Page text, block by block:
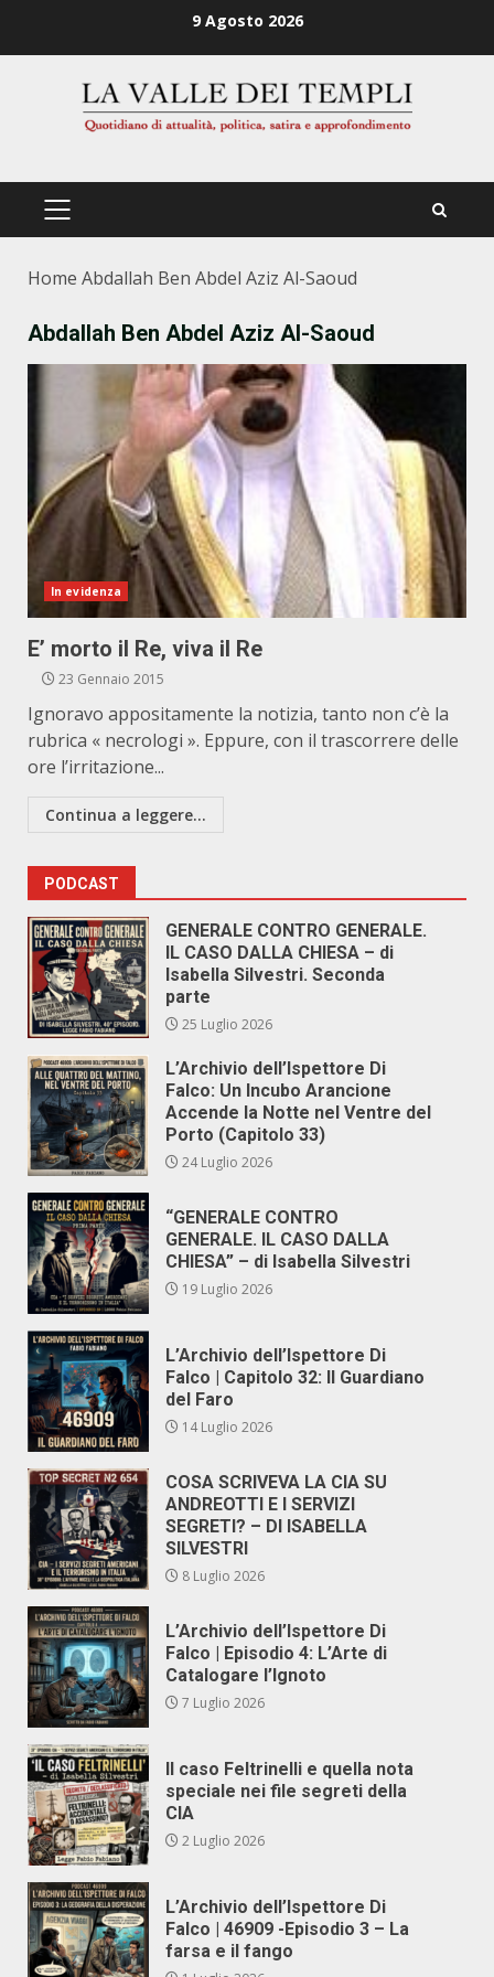
9 Agosto 2026
PRIMÄRES
Home Abdallah Ben Abdel Aziz Al-Saoud
Abdallah Ben Abdel Aziz Al-Saoud
In evidenza
E’ morto il Re, viva il Re
23 Gennaio 2015
Ignoravo appositamente la notizia, tanto non c’è la
rubrica « necrologi ». Eppure, con il trascorrere delle
ore l’irritazione...
Continua a leggere...
PODCAST
GENERALE CONTRO GENERALE.
IL CASO DALLA CHIESA – di
Isabella Silvestri. Seconda
parte
25 Luglio 2026
L’Archivio dell’Ispettore Di
Falco: Un Incubo Arancione
Accende la Notte nel Ventre del
Porto (Capitolo 33)
24 Luglio 2026
“GENERALE CONTRO
GENERALE. IL CASO DALLA
CHIESA” – di Isabella Silvestri
19 Luglio 2026
L’Archivio dell’Ispettore Di
Falco | Capitolo 32: Il Guardiano
del Faro
14 Luglio 2026
COSA SCRIVEVA LA CIA SU
ANDREOTTI E I SERVIZI
SEGRETI? – DI ISABELLA
SILVESTRI
8 Luglio 2026
L’Archivio dell’Ispettore Di
Falco | Episodio 4: L’Arte di
Catalogare l’Ignoto
7 Luglio 2026
Il caso Feltrinelli e quella nota
speciale nei file segreti della
CIA
2 Luglio 2026
L’Archivio dell’Ispettore Di
Falco | 46909 -Episodio 3 – La
farsa e il fango